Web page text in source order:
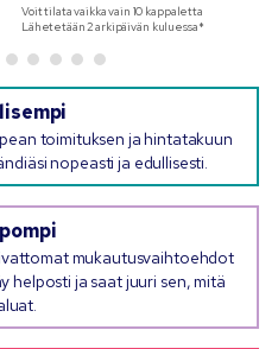
Voit tilata vaikka vain 10 kappaletta
Lähetetään 2 arkipäivän kuluessa*
toimituksen ja hintatakuun
nopeasti ja edullisesti.
mukautusvaihtoehdot
helposti ja saat juuri sen, mitä